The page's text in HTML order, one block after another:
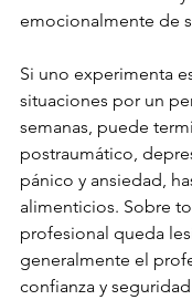
emocionalmente de
Si uno experimenta
situaciones por un
semanas, puede
postraumático,
pánico y ansiedad,
alimenticios. Sobre
profesional queda
generalmente el
confianza y